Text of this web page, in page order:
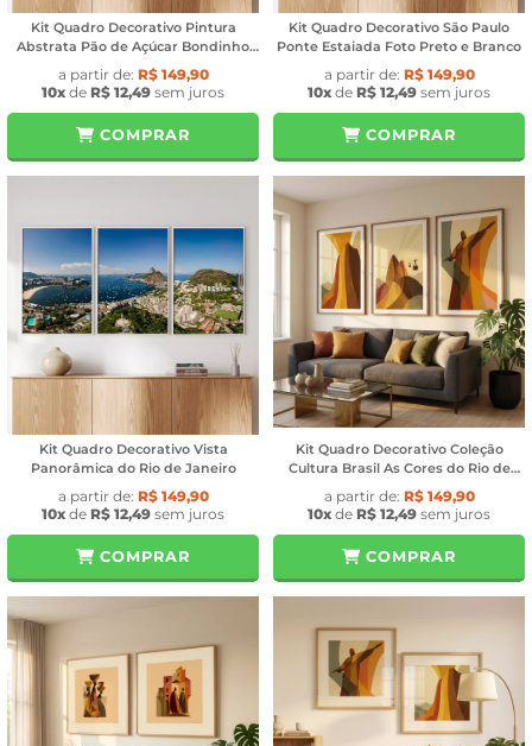
Kit Quadro Decorativo Pintura
Abstrata Pão de Açúcar Bondinho
Rio de Janeiro
a partir de: R$ 149,90
10x de R$ 12,49 sem juros
COMPRAR
Kit Quadro Decorativo São Paulo
Ponte Estaiada Foto Preto e Branco
a partir de: R$ 149,90
10x de R$ 12,49 sem juros
COMPRAR
Kit Quadro Decorativo Vista
Panorâmica do Rio de Janeiro
a partir de: R$ 149,90
10x de R$ 12,49 sem juros
COMPRAR
Kit Quadro Decorativo Coleção
Cultura Brasil As Cores do Rio de
Janeiro
a partir de: R$ 149,90
10x de R$ 12,49 sem juros
COMPRAR